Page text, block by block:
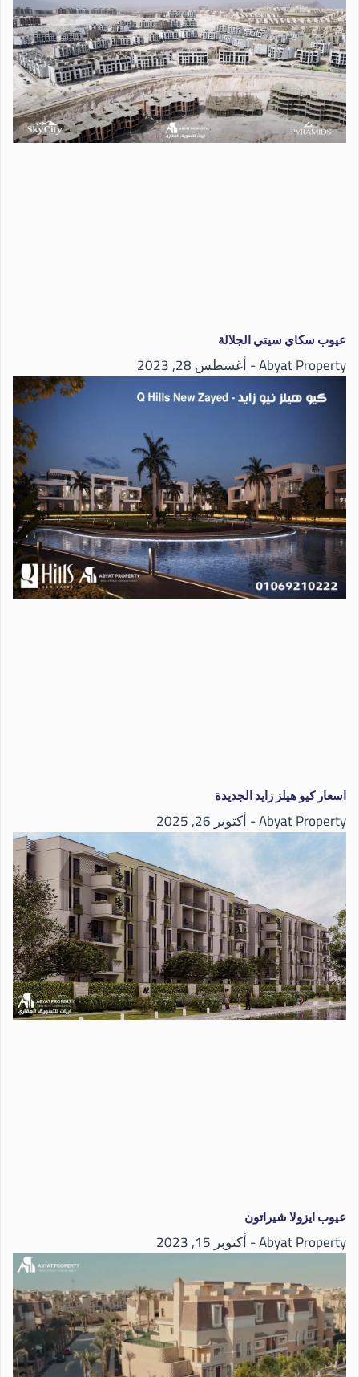
عيوب سكاي سيتي الجلالة
Abyat Property أغسطس 28, 2023
اسعار كيو هيلز زايد الجديدة
Abyat Property أكتوبر 26, 2025
عيوب ايزولا شيراتون
Abyat Property أكتوبر 15, 2023